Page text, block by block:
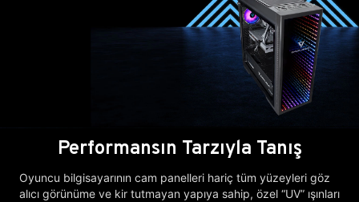
Performansın Tarzıyla Tanış
Oyuncu bilgisayarının cam panelleri hariç tüm yüzeyleri göz
alıcı görünüme ve kir tutmayan yapıya sahip, özel “UV” ışınları